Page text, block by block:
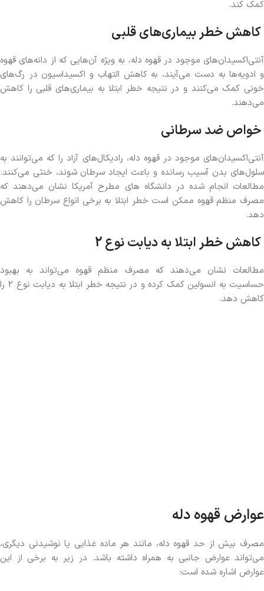
کمک کند.
کاهش خطر بیماری‌های قلبی
آنتی‌اکسیدان‌های موجود در قهوه دله، به ویژه آن‌هایی که از دانه‌های قهوه
و ادویه‌ها به دست می‌آیند، به کاهش التهاب و اکسیداسیون در رگ‌های
خونی کمک می‌کنند و در نتیجه خطر ابتلا به بیماری‌های قلبی را کاهش
می‌دهند.
خواص ضد سرطانی
آنتی‌اکسیدان‌های موجود در قهوه دله، رادیکال‌های آزاد را که می‌توانند به
سلول‌های بدن آسیب رسانده و باعث ایجاد سرطان شوند، خنثی می‌کنند.
مطالعات انجام شده در دانشگاه های مطرح آمریکا نشان می‌دهند که
مصرف منظم قهوه ممکن است خطر ابتلا به برخی انواع سرطان را کاهش
دهد.
کاهش خطر ابتلا به دیابت نوع 2
مطالعات نشان می‌دهند که مصرف منظم قهوه می‌تواند به بهبود
حساسیت به انسولین کمک کرده و در نتیجه خطر ابتلا به دیابت نوع 2 را
کاهش دهد.
عوارض قهوه دله
مصرف بیش از حد قهوه دله، مانند هر ماده غذایی یا نوشیدنی دیگری،
می‌تواند عوارض جانبی به همراه داشته باشد. در زیر به برخی از این
عوارض اشاره شده است: